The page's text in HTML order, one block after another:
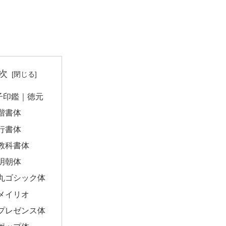
印鑑｜徳元
書体
書体
科書体
朝体
ゴシック体
イリオ
レゼンス体